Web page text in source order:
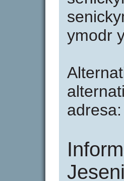
ymodr